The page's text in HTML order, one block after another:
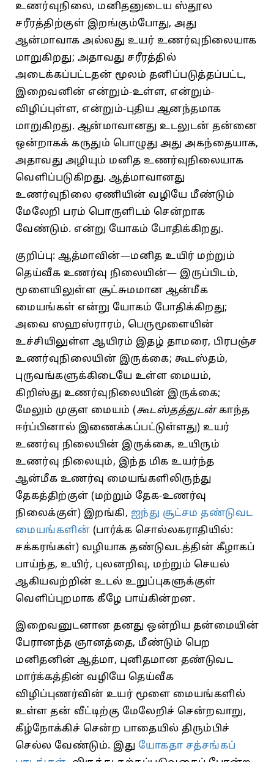
உணர்வுநிலை, மனிதனுடைய ஸ்தூல
சரீரத்திற்குள்‌ இறங்கும்போது, அது
ஆன்மாவாக அல்லது உயர்‌ உணர்வுநிலையாக
மாறுகிறது; அதாவது சரீரத்தில்‌
அடைக்கப்பட்டதன்‌ மூலம்‌ தனிப்படுத்தப்பட்ட,
இறைவனின்‌ என்றும்‌-உள்ள, என்றும்‌-
விழிப்புள்ள, என்றும்‌-புதிய ஆனந்தமாக
மாறுகிறது. ஆன்மாவானது உடலுடன்‌ தன்னை
ஒன்றாகக்‌ கருதும்‌ பொழுது அது அகந்தையாக,
அதாவது அழியும்‌ மனித உணர்வுநிலையாக
வெளிப்படுகிறது. ஆத்மாவானது
உணர்வுநிலை ஏணியின்‌ வழியே மீண்டும்‌
மேலேறி பரம்‌ பொருளிடம்‌ சென்றாக
வேண்டும்‌. என்று யோகம்‌ போதிக்கிறது.
குறிப்பு: ஆத்மாவின்‌—மனித உயிர்‌ மற்றும்‌
தெய்வீக உணர்வு நிலையின்‌— இருப்பிடம்‌,
மூளையிலுள்ள சூட்சுமமான ஆன்மீக
மையங்கள்‌ என்று யோகம்‌ போதிக்கிறது;
அவை ஸஹஸ்ராரம்‌, பெருமூளையின்‌
உச்சியிலுள்ள ஆயிரம்‌ இதழ்‌ தாமரை, பிரபஞ்ச
உணர்வுநிலையின்‌ இருக்கை; கூடஸ்தம்‌,
புருவங்களுக்கிடையே உள்ள மையம்‌,
கிறிஸ்து உணர்வுநிலையின்‌ இருக்கை;
மேலும்‌ முகுள மையம்‌ (கூடஸ்தத்துடன்‌காந்த
ஈர்ப்பினால்‌ இணைக்கப்பட்டுள்ளது) உயர்‌
உணர்வு நிலையின்‌ இருக்கை, உயிரும்‌
உணர்வு நிலையும்‌, இந்த மிக உயர்ந்த
ஆன்மீக உணர்வு மையங்களிலிருந்து
தேகத்திற்குள்‌ (மற்றும்‌ தேக-உணர்வு
நிலைக்குள்‌) இறங்கி, ஐந்து சூட்சம தண்டுவட
மையங்களின்‌ (பார்க்க சொல்லகராதியில்:‌
சக்கரங்கள்) வழியாக தண்டுவடத்தின்‌ கீழாகப்‌
பாய்ந்த, உயிர்‌, புலனறிவு, மற்றும்‌ செயல்‌
ஆகியவற்றின்‌ உடல்‌ உறுப்புகளுக்குள்‌
வெளிப்புறமாக கீழே பாய்கின்றன.
இறைவனுடனான தனது ஒன்றிய தன்மையின்‌
பேரானந்த ஞானத்தை, மீண்டும்‌ பெற
மனிதனின்‌ ஆத்மா, புனிதமான தண்டுவட
மார்க்கத்தின்‌ வழியே தெய்வீக
விழிப்புணர்வின் உயர் மூளை மையங்களில்
உள்ள தன் வீட்டிற்கு மேலேறிச்‌ சென்றவாறு,
கீழ்நோக்கிச் சென்ற பாதையில் திரும்பிச்
செல்ல வேண்டும். இது யோகதா சத்சங்கப்